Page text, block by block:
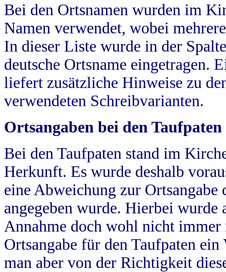
Bei den Ortsnamen wurden im
Namen verwendet, wobei
In dieser Liste wurde in der
deutsche Ortsname eingetragen.
liefert zusätzliche Hinweise zu
verwendeten Schreibvarianten.
Ortsangaben bei den Taufpaten
Bei den Taufpaten stand im
Herkunft. Es wurde deshalb
eine Abweichung zur
angegeben wurde. Hierbei wurde
Annahme doch wohl nicht
Ortsangabe für den Taufpaten
man aber von der Richtigkeit